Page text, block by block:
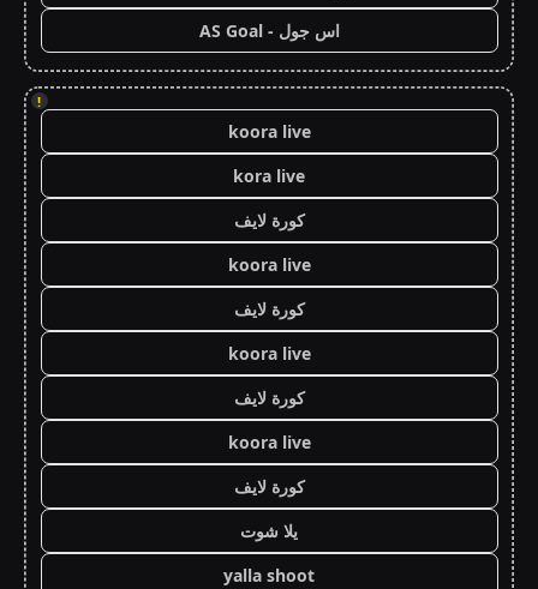
اس جول - AS Goal
!
koora live
kora live
كورة لايف
koora live
كورة لايف
koora live
كورة لايف
koora live
كورة لايف
يلا شوت
yalla shoot